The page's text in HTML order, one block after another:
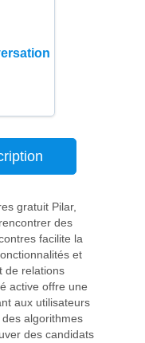
gratuit Pilar,
des
facilite la
et
de relations
active offre une
aux utilisateurs
algorithmes
des candidats